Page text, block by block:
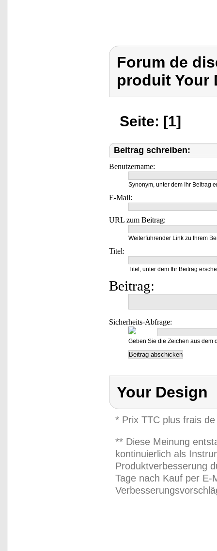
Forum de
produit Your
Seite: [1]
Beitrag schreiben:
Benutzername:
Synonym, unter dem Ihr Beitrag
E-Mail:
URL zum Beitrag:
Weiterführender Link zu Ihrem
Titel:
Titel, unter dem Ihr Beitrag
Beitrag:
Sicherheits-Abfrage:
Geben Sie die Zeichen aus dem
Your Design
* Prix TTC plus frais
** Diese Meinung
kontinuierlich als
Produktverbesserung
Tage nach Kauf per E-